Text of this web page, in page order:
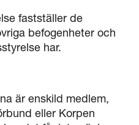
fastställer de
befogenheter och
har.
är enskild medlem,
eller Korpen